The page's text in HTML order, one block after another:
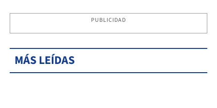
PUBLICIDAD
MÁS LEÍDAS